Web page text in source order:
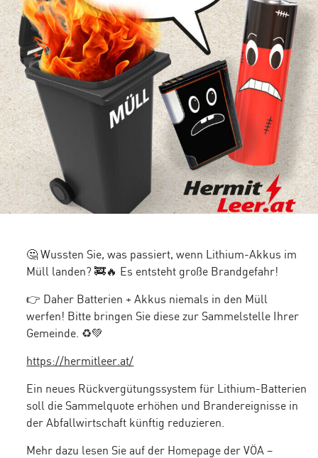
🤔 Wussten Sie, was passiert, wenn Lithium-Akkus im
Müll landen? 🚒🔥 Es entsteht große Brandgefahr!
👉 Daher Batterien + Akkus niemals in den Müll
werfen! Bitte bringen Sie diese zur Sammelstelle Ihrer
Gemeinde. ♻️💚
https://hermitleer.at/
Ein neues Rückvergütungssystem für Lithium-Batterien
soll die Sammelquote erhöhen und Brandereignisse in
der Abfallwirtschaft künftig reduzieren.
Mehr dazu lesen Sie auf der Homepage der VÖA –